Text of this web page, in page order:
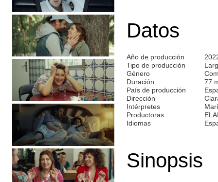
Datos
Año de producción
Tipo de producción
Género
Duración
77
País de producción
Dirección
Intérpretes
Productoras
Idiomas
Sinopsis